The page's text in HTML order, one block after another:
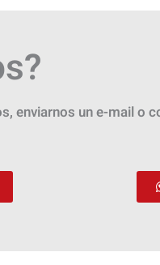
enviarnos un e-mail o